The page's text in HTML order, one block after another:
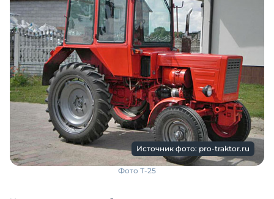
Источник фото: pro-traktor.ru
Фото Т-25